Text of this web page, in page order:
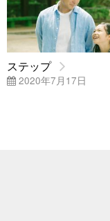
ステップ
2020年7月17日